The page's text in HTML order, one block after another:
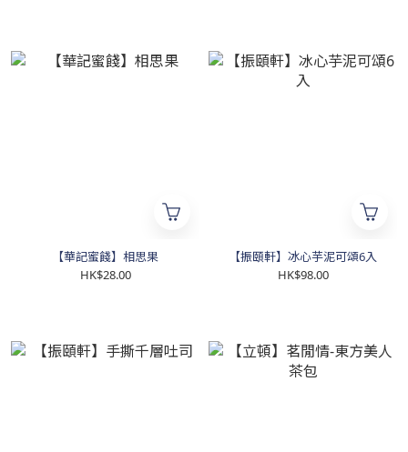
【華記蜜餞】相思果
HK$28.00
【振頤軒】冰心芋泥可頌6入
HK$98.00